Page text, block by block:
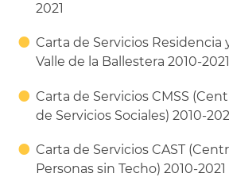
2021
Carta de Servicios Residencia
Valle de la Ballestera 2010-2021
Carta de Servicios CMSS
de Servicios Sociales) 2010-
Carta de Servicios CAST
Personas sin Techo) 2010-2021